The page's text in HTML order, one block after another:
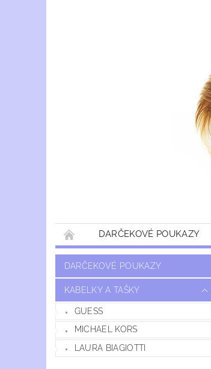
DARČEKOVÉ POUKAZY
DARČEKOVÉ POUKAZY
KABELKY A TAŠKY
GUESS
MICHAEL KORS
LAURA BIAGIOTTI